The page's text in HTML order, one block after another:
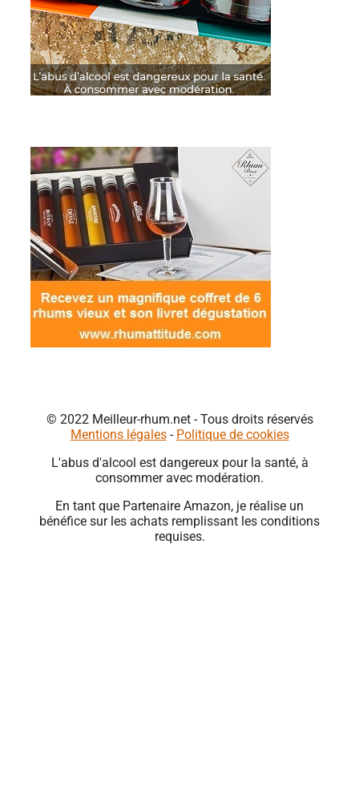
© 2022 Meilleur-rhum.net - Tous droits réservés
Mentions légales- Politique de cookies
L'abus d'alcool est dangereux pour la santé, à
consommer avec modération.
En tant que Partenaire Amazon, je réalise un
bénéfice sur les achats remplissant les conditions
requises.